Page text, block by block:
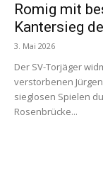
Romig mit
Kantersieg
3. Mai 2026
Der SV-Torjäger
verstorbenen
sieglosen Spielen
Rosenbrücke...